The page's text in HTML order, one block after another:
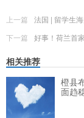
上一篇
法国 | 留学生
下一篇
好事！荷兰首
相关推荐
橙县
面趋